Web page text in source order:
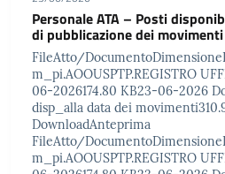
Personale ATA – Posti
di pubblicazione dei
FileAtto/
m_pi.AOOUSPTP.REGISTRO
06-2026174.80 KB23-06-2026
disp_alla data dei
DownloadAnteprima
FileAtto/
m_pi.AOOUSPTP.REGISTRO